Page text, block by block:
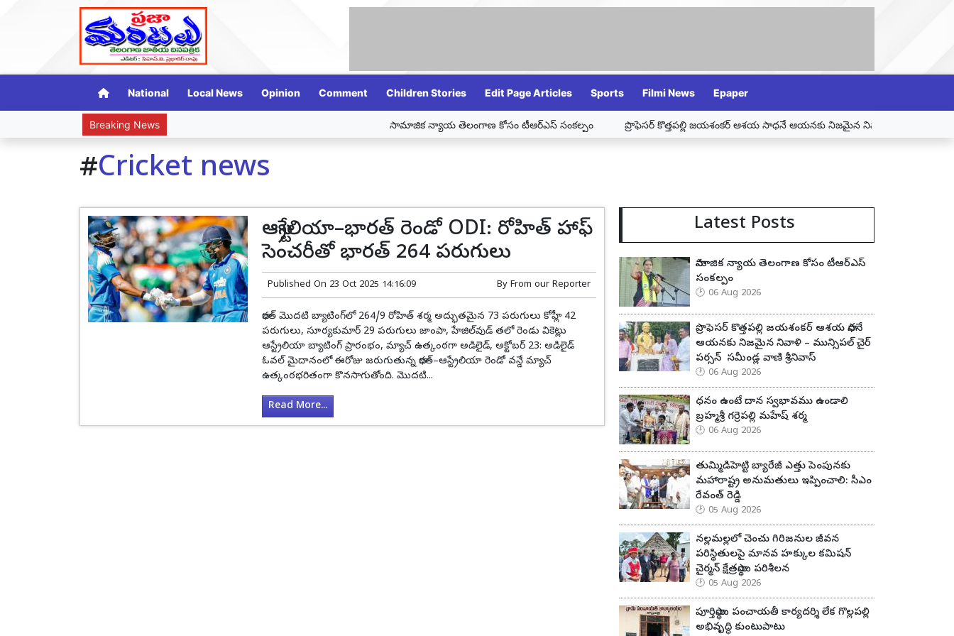
National Local News Opinion Comment Children Stories Edit Page Articles Sports Filmi News Epaper
Breaking News సామాజిక న్యాయ తెలంగాణ కోసం టీఆర్ఎస్ సంకల్పం ప్రొఫెసర్ కొత్తపల్లి జయశంకర్ ఆశయ సాధనే ఆయనకు నిజమైన నివాళి – మున్సిపల్ చైర్
#Cricket news
ఆస్ట్రేలియా–భారత్ రెండో ODI: రోహిత్ హాఫ్
సెంచరీతో భారత్ 264 పరుగులు
Published On 23 Oct 2025 14:16:09 By From our Reporter
భారత్ మొదటి బ్యాటింగ్‌లో 264/9 రోహిత్ శర్మ అద్భుతమైన 73 పరుగులు కోహ్లీ 42
పరుగులు, సూర్యకుమార్ 29 పరుగులు జాంపా, హేజిల్‌వుడ్ తలో రెండు వికెట్లు
ఆస్ట్రేలియా బ్యాటింగ్ ప్రారంభం, మ్యాచ్ ఉత్కంఠగా అడిలైడ్, అక్టోబర్ 23: అడిలైడ్
ఓవల్ మైదానంలో ఈరోజు జరుగుతున్న భారత్–ఆస్ట్రేలియా రెండో వన్డే మ్యాచ్
ఉత్కంఠభరితంగా కొనసాగుతోంది. మొదటి...
Read More...
Latest Posts
సామాజిక న్యాయ తెలంగాణ కోసం టీఆర్ఎస్
సంకల్పం
06 Aug 2026
ప్రొఫెసర్ కొత్తపల్లి జయశంకర్ ఆశయ సాధనే
ఆయనకు నిజమైన నివాళి – మున్సిపల్ చైర్
పర్సన్ సమీండ్ల వాణి శ్రీనివాస్
06 Aug 2026
ధనం ఉంటే దాన స్వభావము ఉండాలి
బ్రహ్మశ్రీ గర్రెపల్లి మహేష్ శర్మ
06 Aug 2026
తుమ్మిడిహెట్టి బ్యారేజీ ఎత్తు పెంపునకు
మహారాష్ట్ర అనుమతులు ఇప్పించాలి: సీఎం
రేవంత్ రెడ్డి
05 Aug 2026
నల్లమల్లలో చెంచు గిరిజనుల జీవన
పరిస్థితులపై మానవ హక్కుల కమిషన్
చైర్మన్ క్షేత్రస్థాయి పరిశీలన
05 Aug 2026
పూర్తిస్థాయి పంచాయతీ కార్యదర్శి లేక గొల్లపల్లి
అభివృద్ధి కుంటుపాటు